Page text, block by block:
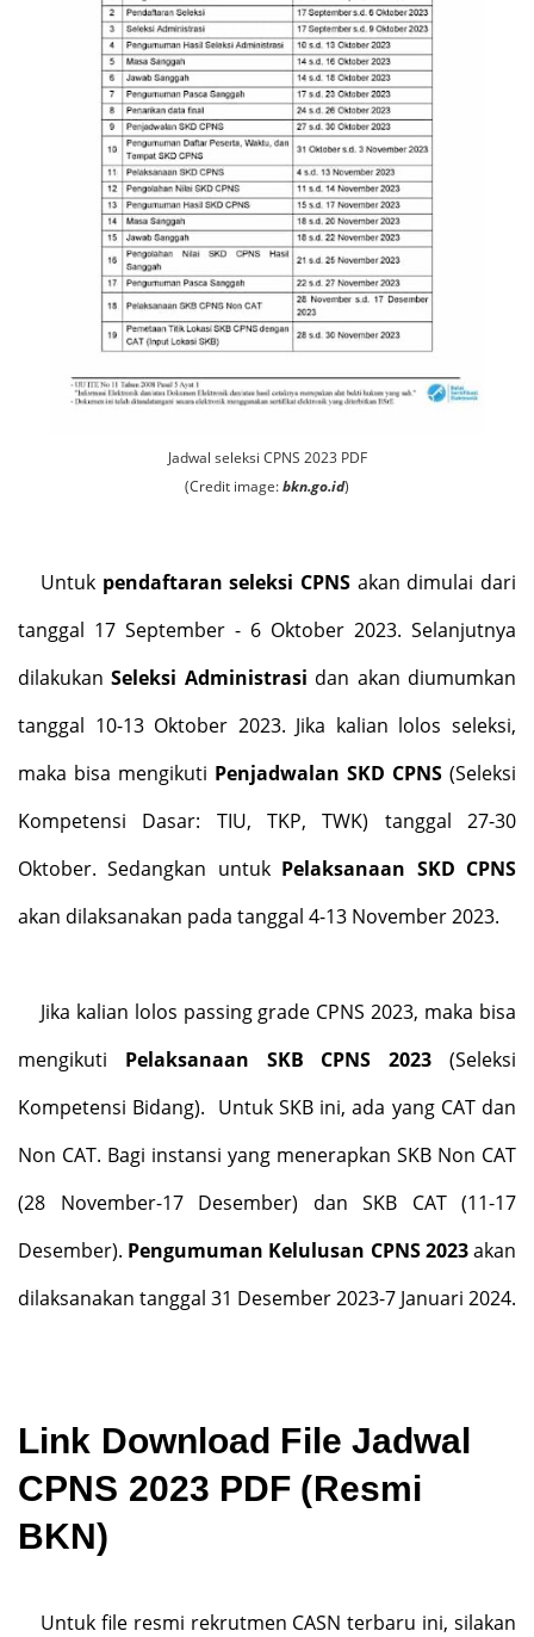
Jadwal seleksi CPNS 2023 PDF
(Credit image:bkn.go.id)
Untuk pendaftaran seleksi CPNSakan dimulai dari
tanggal 17 September - 6 Oktober 2023. Selanjutnya
dilakukanSeleksi Administrasi dan akan diumumkan
tanggal 10-13 Oktober 2023. Jika kalian lolos seleksi,
maka bisa mengikuti Penjadwalan SKD CPNS (Seleksi
Kompetensi Dasar: TIU, TKP, TWK) tanggal 27-30
Oktober. Sedangkan untuk Pelaksanaan SKD CPNS
akan dilaksanakan pada tanggal 4-13 November 2023.
Jika kalian lolos passing grade CPNS 2023, maka bisa
mengikuti Pelaksanaan SKB CPNS 2023 (Seleksi
Kompetensi Bidang). Untuk SKB ini, ada yang CAT dan
Non CAT. Bagi instansi yang menerapkan SKB Non CAT
(28 November-17 Desember) dan SKB CAT (11-17
Desember). Pengumuman Kelulusan CPNS 2023akan
dilaksanakan tanggal 31 Desember 2023-7 Januari 2024.
Link Download File Jadwal
CPNS 2023 PDF (Resmi
BKN)
Untuk file resmi rekrutmen CASN terbaru ini, silakan